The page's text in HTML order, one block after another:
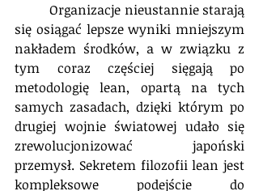
          Organizacje nieustannie starają
się osiągać lepsze wyniki mniejszym
nakładem środków, a w związku z
tym coraz częściej sięgają po
metodologię lean, opartą na tych
samych zasadach, dzięki którym po
drugiej wojnie światowej udało się
zrewolucjonizować japoński
przemysł. Sekretem filozofii lean jest
kompleksowe podejście do